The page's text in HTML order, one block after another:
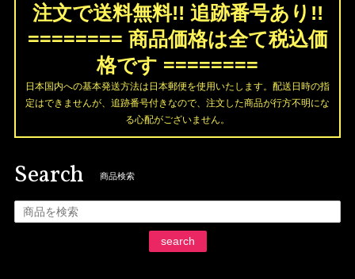
注文で送料無料!! 追跡番号あり!!
======== 商品価格は全て税込価
格です ========
日本国内への基本発送方法は日本郵便を使用いたします。配送日時の指
定はできませんが、追跡番号付きなので、注文した商品が行方不明にな
る心配がございません。
Search 商品検索
search